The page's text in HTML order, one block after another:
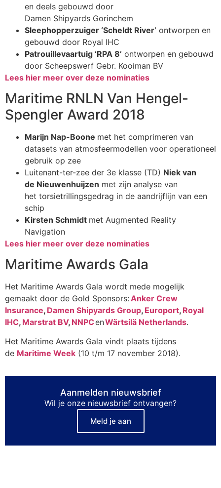
en deels gebouwd door
Damen Shipyards Gorinchem
Sleephopperzuiger ‘Scheldt River’ ontworpen en
gebouwd door Royal IHC
Patrouillevaartuig ‘RPA 8’ ontworpen en gebouwd
door Scheepswerf Gebr. Kooiman BV
Lees hier meer over deze nominaties
Maritime RNLN Van Hengel-
Spengler Award 2018
Marijn Nap-Boone met het comprimeren van
datasets van atmosfeermodellen voor operationeel
gebruik op zee
Luitenant-ter-zee der 3e klasse (TD) Niek van
de Nieuwenhuijzen met zijn analyse van
het torsietrillingsgedrag in de aandrijflijn van een
schip
Kirsten Schmidt met Augmented Reality
Navigation
Lees hier meer over deze nominaties
Maritime Awards Gala
Het Maritime Awards Gala wordt mede mogelijk
gemaakt door de Gold Sponsors: Anker Crew
Insurance, Damen Shipyards Group, Europort, Royal
IHC, Marstrat BV, NNPCenWärtsilä Netherlands.
Het Maritime Awards Gala vindt plaats tijdens
de Maritime Week (10 t/m 17 november 2018).
Aanmelden nieuwsbrief
Wil je onze nieuwsbrief ontvangen?
Meld je aan